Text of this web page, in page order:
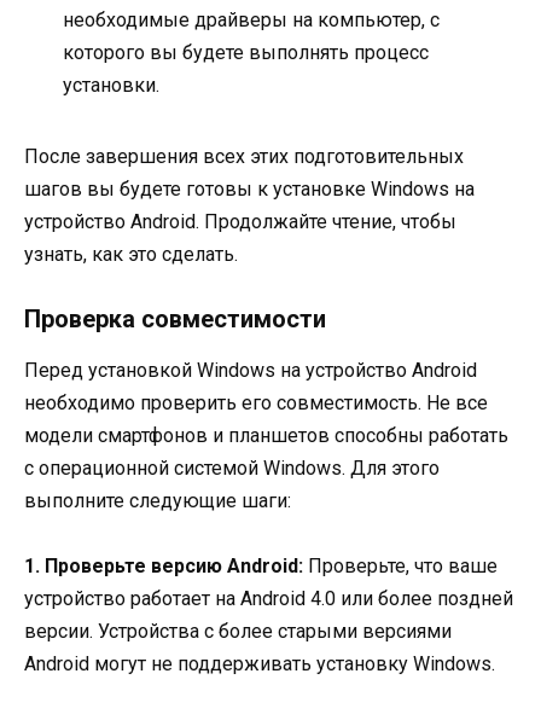
необходимые драйверы на компьютер, с
которого вы будете выполнять процесс
установки.
После завершения всех этих подготовительных
шагов вы будете готовы к установке Windows на
устройство Android. Продолжайте чтение, чтобы
узнать, как это сделать.
Проверка совместимости
Перед установкой Windows на устройство Android
необходимо проверить его совместимость. Не все
модели смартфонов и планшетов способны работать
с операционной системой Windows. Для этого
выполните следующие шаги:
1. Проверьте версию Android: Проверьте, что ваше
устройство работает на Android 4.0 или более поздней
версии. Устройства с более старыми версиями
Android могут не поддерживать установку Windows.